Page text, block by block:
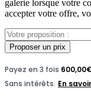
galerie lorsque votre
accepter votre offre,
Proposer un prix